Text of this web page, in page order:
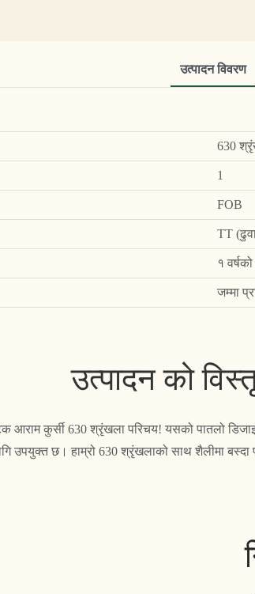
उत्पादन विवरण
630
1
FOB
TT
१ वर्षको
जम्मा
उत्पादन को
आराम कुर्सी 630 श्रृंखला परिचय! यसको पातलो
उपयुक्त छ। हाम्रो 630 श्रृंखलाको साथ शैलीमा